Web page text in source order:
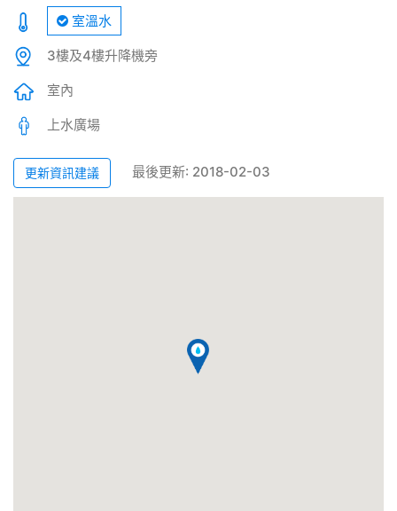
室溫水
3樓及4樓升降機旁
室內
上水廣場
更新資訊建議 最後更新: 2018-02-03